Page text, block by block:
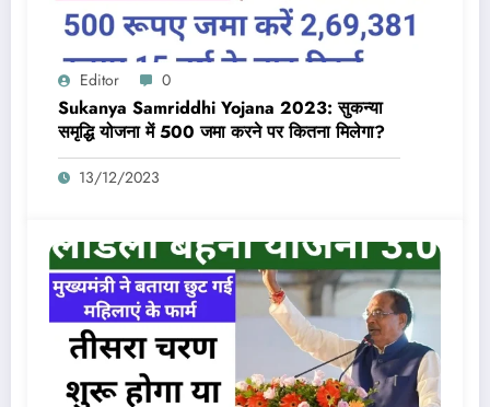
Editor 0
Sukanya Samriddhi Yojana 2023: सुकन्या
समृद्धि योजना में 500 जमा करने पर कितना मिलेगा?
13/12/2023